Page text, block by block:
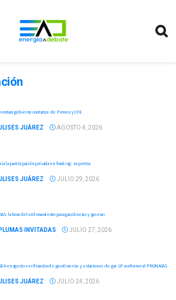
gobierno contratos de Pemex y CFE
JUÁREZ AGOSTO 4, 2026
la participación privada en fracking: expertos
JUÁREZ JULIO 29, 2026
la hora del ordenamiento para gasolineras y gaseras
PLUMAS INVITADAS JULIO 27, 2026
en agosto verificación de gasolinerías y estaciones de gas LP conforme al PRONAGAS
JUÁREZ JULIO 24, 2026